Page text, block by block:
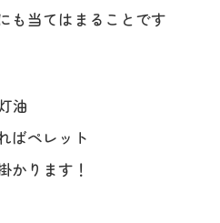
も当てはまることです
油
ばペレット
かります！